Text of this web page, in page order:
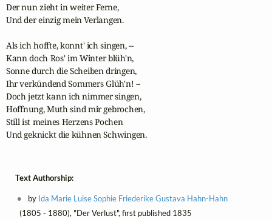
Der nun zieht in weiter Ferne,
Und der einzig mein Verlangen.
Als ich hoffte, konnt' ich singen, --
Kann doch Ros' im Winter blüh'n,
Sonne durch die Scheiben dringen,
Ihr verkündend Sommers Glüh'n! --
Doch jetzt kann ich nimmer singen,
Hoffnung, Muth sind mir gebrochen,
Still ist meines Herzens Pochen
Und geknickt die kühnen Schwingen.
Text Authorship:
by Ida Marie Luise Sophie Friederike Gustava Hahn-Hahn
(1805 - 1880), "Der Verlust", first published 1835